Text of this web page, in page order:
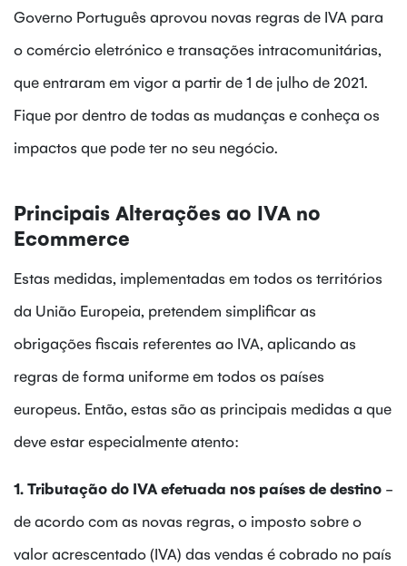
Governo Português aprovou novas regras de IVA para
o comércio eletrónico e transações intracomunitárias,
que entraram em vigor a partir de 1 de julho de 2021.
Fique por dentro de todas as mudanças e conheça os
impactos que pode ter no seu negócio.
Principais Alterações ao IVA no
Ecommerce
Estas medidas, implementadas em todos os territórios
da União Europeia, pretendem simplificar as
obrigações fiscais referentes ao IVA, aplicando as
regras de forma uniforme em todos os países
europeus. Então, estas são as principais medidas a que
deve estar especialmente atento:
1. Tributação do IVA efetuada nos países de destino -
de acordo com as novas regras, o imposto sobre o
valor acrescentado (IVA) das vendas é cobrado no país